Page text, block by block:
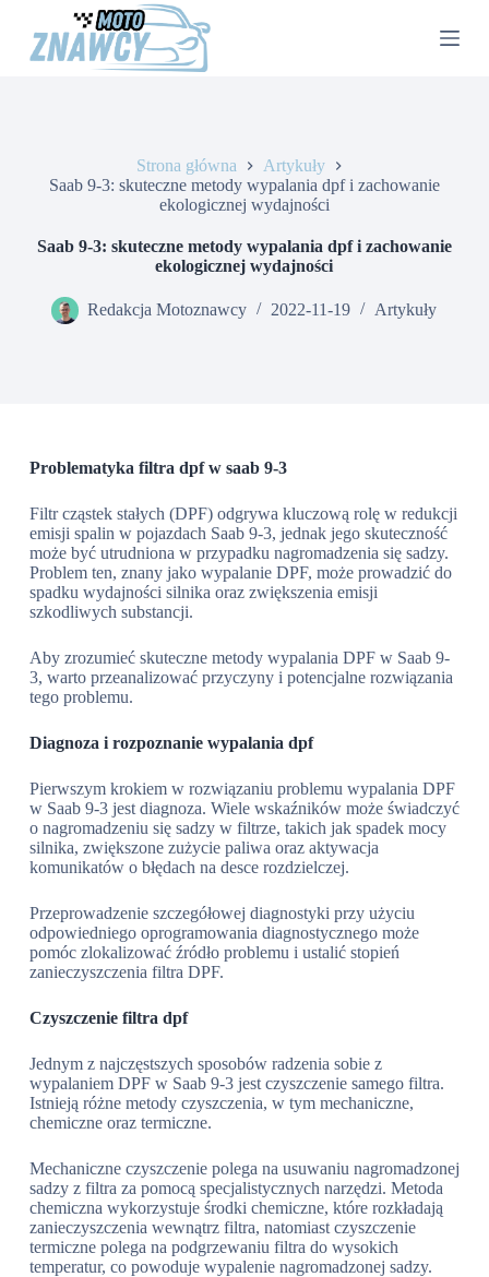
Strona główna
Artykuły
Saab 9-3: skuteczne metody wypalania dpf i zachowanie
ekologicznej wydajności
Saab 9-3: skuteczne metody wypalania dpf i zachowanie
ekologicznej wydajności
Redakcja Motoznawcy 2022-11-19 Artykuły
Problematyka filtra dpf w saab 9-3
Filtr cząstek stałych (DPF) odgrywa kluczową rolę w redukcji
emisji spalin w pojazdach Saab 9-3, jednak jego skuteczność
może być utrudniona w przypadku nagromadzenia się sadzy.
Problem ten, znany jako wypalanie DPF, może prowadzić do
spadku wydajności silnika oraz zwiększenia emisji
szkodliwych substancji.
Aby zrozumieć skuteczne metody wypalania DPF w Saab 9-
3, warto przeanalizować przyczyny i potencjalne rozwiązania
tego problemu.
Diagnoza i rozpoznanie wypalania dpf
Pierwszym krokiem w rozwiązaniu problemu wypalania DPF
w Saab 9-3 jest diagnoza. Wiele wskaźników może świadczyć
o nagromadzeniu się sadzy w filtrze, takich jak spadek mocy
silnika, zwiększone zużycie paliwa oraz aktywacja
komunikatów o błędach na desce rozdzielczej.
Przeprowadzenie szczegółowej diagnostyki przy użyciu
odpowiedniego oprogramowania diagnostycznego może
pomóc zlokalizować źródło problemu i ustalić stopień
zanieczyszczenia filtra DPF.
Czyszczenie filtra dpf
Jednym z najczęstszych sposobów radzenia sobie z
wypalaniem DPF w Saab 9-3 jest czyszczenie samego filtra.
Istnieją różne metody czyszczenia, w tym mechaniczne,
chemiczne oraz termiczne.
Mechaniczne czyszczenie polega na usuwaniu nagromadzonej
sadzy z filtra za pomocą specjalistycznych narzędzi. Metoda
chemiczna wykorzystuje środki chemiczne, które rozkładają
zanieczyszczenia wewnątrz filtra, natomiast czyszczenie
termiczne polega na podgrzewaniu filtra do wysokich
temperatur, co powoduje wypalenie nagromadzonej sadzy.